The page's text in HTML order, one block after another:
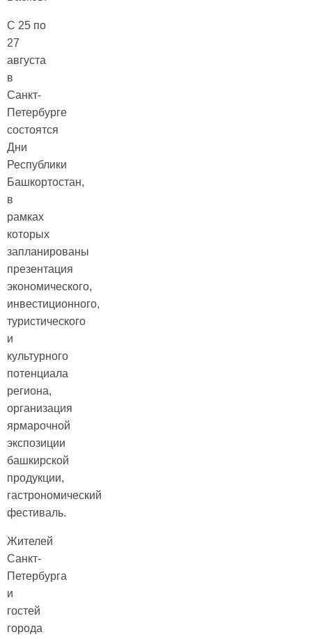
С 25 по
27
августа
в
Санкт-
Петербурге
состоятся
Дни
Республики
Башкортостан,
в
рамках
которых
запланированы
презентация
экономического,
инвестиционного,
туристического
и
культурного
потенциала
региона,
организация
ярмарочной
экспозиции
башкирской
продукции,
гастрономический
фестиваль.
Жителей
Санкт-
Петербурга
и
гостей
города